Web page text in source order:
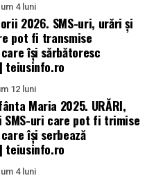
4 luni
2026. SMS-uri, urări și
pot fi transmise
îşi sărbătoresc
teiusinfo.ro
12 luni
Maria 2025. URĂRI,
SMS-uri care pot fi trimise
își serbează
teiusinfo.ro
4 luni